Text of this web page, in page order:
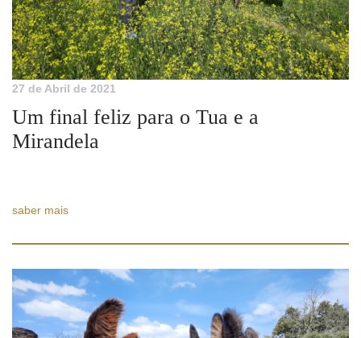
27 de Abril de 2021
Um final feliz para o Tua e a
Mirandela
saber mais